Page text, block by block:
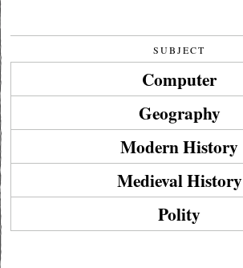
SUBJECT
Computer
Geography
Modern History
Medieval History
Polity